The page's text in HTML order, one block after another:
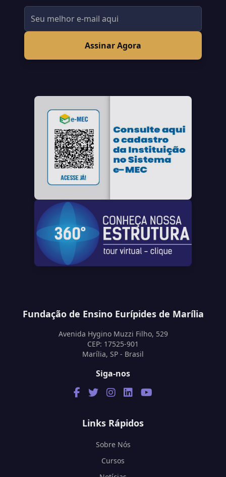
Assinar Agora
Fundação de Ensino Eurípides de Marília
Avenida Hygino Muzzi Filho, 529
CEP: 17525-901
Marília, SP - Brasil
Siga-nos
Links Rápidos
Sobre Nós
Cursos